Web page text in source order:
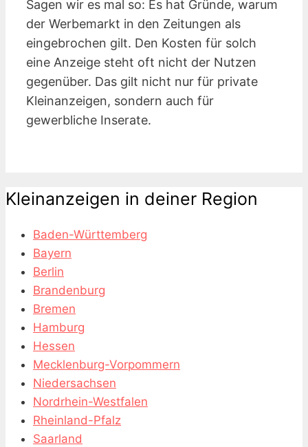
Sagen wir es mal so: Es hat Gründe, warum
der Werbemarkt in den Zeitungen als
eingebrochen gilt. Den Kosten für solch
eine Anzeige steht oft nicht der Nutzen
gegenüber. Das gilt nicht nur für private
Kleinanzeigen, sondern auch für
gewerbliche Inserate.
Kleinanzeigen in deiner Region
Baden-Württemberg
Bayern
Berlin
Brandenburg
Bremen
Hamburg
Hessen
Mecklenburg-Vorpommern
Niedersachsen
Nordrhein-Westfalen
Rheinland-Pfalz
Saarland